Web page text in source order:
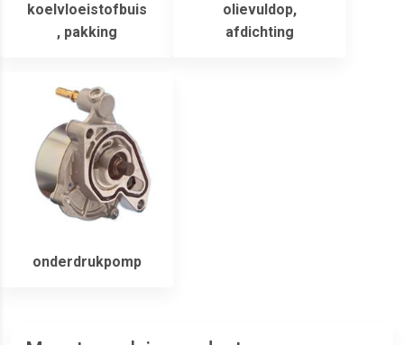
koelvloeistofbuis
, pakking
olievuldop,
afdichting
onderdrukpomp